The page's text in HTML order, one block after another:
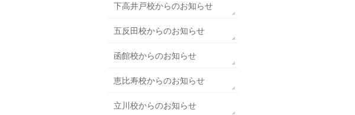
下高井戸校からのお知らせ
五反田校からのお知らせ
函館校からのお知らせ
恵比寿校からのお知らせ
立川校からのお知らせ